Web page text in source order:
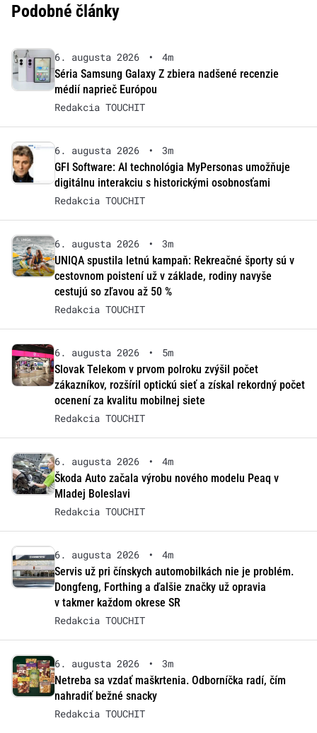
Podobné články
6. augusta 2026 •
4m
Séria Samsung Galaxy Z zbiera nadšené recenzie
médií naprieč Európou
Redakcia TOUCHIT
6. augusta 2026 •
3m
GFI Software: AI technológia MyPersonas umožňuje
digitálnu interakciu s historickými osobnosťami
Redakcia TOUCHIT
6. augusta 2026 •
3m
UNIQA spustila letnú kampaň: Rekreačné športy sú v
cestovnom poistení už v základe, rodiny navyše
cestujú so zľavou až 50 %
Redakcia TOUCHIT
6. augusta 2026 •
5m
Slovak Telekom v prvom polroku zvýšil počet
zákazníkov, rozšíril optickú sieť a získal rekordný počet
ocenení za kvalitu mobilnej siete
Redakcia TOUCHIT
6. augusta 2026 •
4m
Škoda Auto začala výrobu nového modelu Peaq v
Mladej Boleslavi
Redakcia TOUCHIT
6. augusta 2026 •
4m
Servis už pri čínskych automobilkách nie je problém.
Dongfeng, Forthing a ďalšie značky už opravia
v takmer každom okrese SR
Redakcia TOUCHIT
6. augusta 2026 •
3m
Netreba sa vzdať maškrtenia. Odborníčka radí, čím
nahradiť bežné snacky
Redakcia TOUCHIT